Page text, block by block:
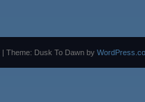
| Theme: Dusk To Dawn by